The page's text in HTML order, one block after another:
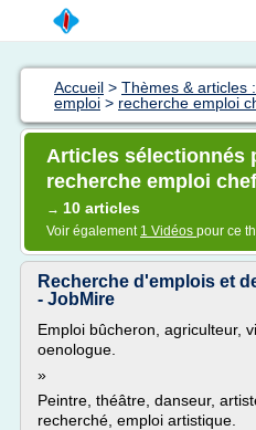
Accueil > Thèmes & articles
emploi > recherche emploi
Articles sélectionnés
recherche emploi
→ 10 articles
Voir également 1 Vidéos pour ce
Recherche d'emplois et
- JobMire
Emploi bûcheron, agriculteur,
oenologue.
»
Peintre, théâtre, danseur,
recherché, emploi artistique.